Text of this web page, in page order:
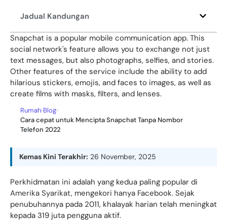
Jadual Kandungan
Snapchat is a popular mobile communication app. This
social network's feature allows you to exchange not just
text messages, but also photographs, selfies, and stories.
Other features of the service include the ability to add
hilarious stickers, emojis, and faces to images, as well as
create films with masks, filters, and lenses.
Rumah›Blog›
Cara cepat untuk Mencipta Snapchat Tanpa Nombor
Telefon 2022
Kemas Kini Terakhir: 26 November, 2025
Perkhidmatan ini adalah yang kedua paling popular di
Amerika Syarikat, mengekori hanya Facebook. Sejak
penubuhannya pada 2011, khalayak harian telah meningkat
kepada 319 juta pengguna aktif.